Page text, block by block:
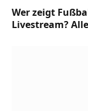
Wer zeigt
Livestream?